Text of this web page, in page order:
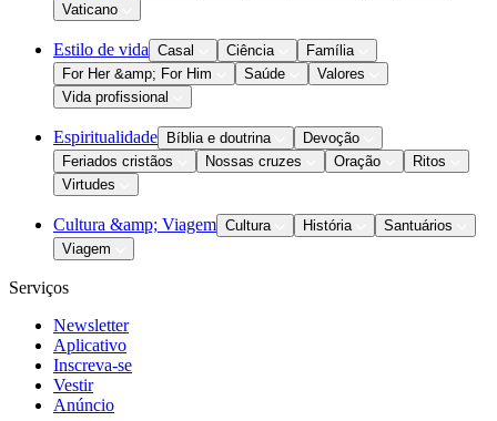
Vaticano
Estilo de vida Casal Ciência
Família
For Her &amp; For Him
Saúde
Valores
Vida profissional
Espiritualidade Bíblia e doutrina
Devoção
Feriados cristãos
Nossas cruzes Oração
Ritos
Virtudes
Cultura &amp; Viagem Cultura História
Santuários
Viagem
Serviços
Newsletter
Aplicativo
Inscreva-se
Vestir
Anúncio